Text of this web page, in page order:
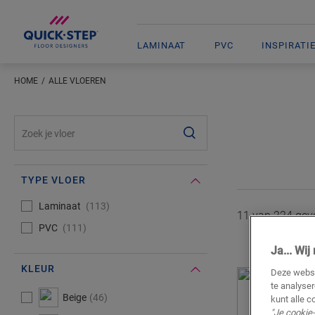
LAMINAAT PVC INSPIRATIE
HOME ALLE VLOEREN
TYPE VLOER
#Select#Type vloer
Laminaat
113
PVC
111
KLEUR
#Select#Kleur
Beige 46
11 van224
Ja... Wij
Deze
te
kunt alle
"Je